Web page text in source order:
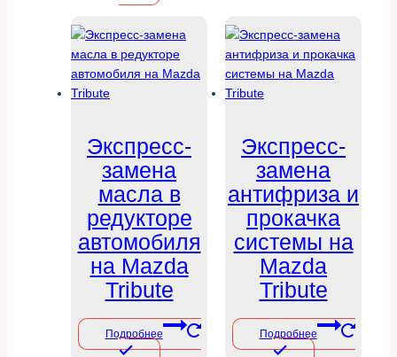
Экспресс-
замена
масла в
редукторе
автомобиля
на Mazda
Tribute
Подробнее
Экспресс-
замена
антифриза и
прокачка
системы на
Mazda
Tribute
Подробнее